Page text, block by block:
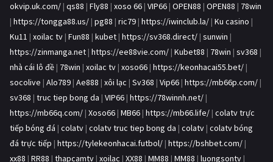
okvip.uk.com/ | qs88 | Fly88 | xoso 66 | VIP66 | OPEN88 | OPEN88 | 78win
| https://tongga88.us/ | pg88 | ric79 | https://iwinclub.la/ | Ku casino |
Ku11 | xoilac tv | Fun88 | kubet | https://sv368.direct/ | sunwin |
https://zinmanga.net | https://ee88vie.com/ | Kubet88 | 78win | sv368 |
nhà cái lô đề | 78win | xoilac tv | xoso66 | https://keonhacai55.bet/ |
socolive | Alo789 | Ae888 | xôi lạc | Sv368 | Vip66 | https://mb66p.com/ |
sv368 | truc tiep bong da | VIP66 | https://78winnh.net/ |
https://mb66q.com/ | Xoso66 | MB66 | https://mb66.life/ | colatv trực
tiếp bóng đá | colatv | colatv truc tiep bong da | colatv | colatv bóng
đá trực tiếp | https://tylekeonhacai.futbol/ | https://bshbet.com/ |
xx88 | RR88 | thapcamtv | xoilac | XX88 | MM88 | MM88 | luongsontv |